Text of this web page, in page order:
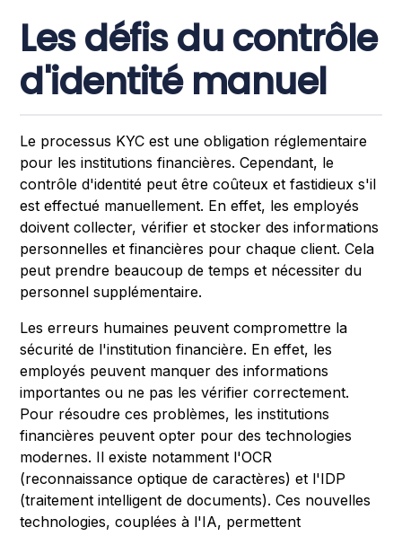
Les défis du contrôle
d'identité manuel
Le processus KYC est une obligation réglementaire
pour les institutions financières. Cependant, le
contrôle d'identité peut être coûteux et fastidieux s'il
est effectué manuellement. En effet, les employés
doivent collecter, vérifier et stocker des informations
personnelles et financières pour chaque client. Cela
peut prendre beaucoup de temps et nécessiter du
personnel supplémentaire.
Les erreurs humaines peuvent compromettre la
sécurité de l'institution financière. En effet, les
employés peuvent manquer des informations
importantes ou ne pas les vérifier correctement.
Pour résoudre ces problèmes, les institutions
financières peuvent opter pour des technologies
modernes. Il existe notamment l'OCR
(reconnaissance optique de caractères) et l'IDP
(traitement intelligent de documents). Ces nouvelles
technologies, couplées à l'IA, permettent